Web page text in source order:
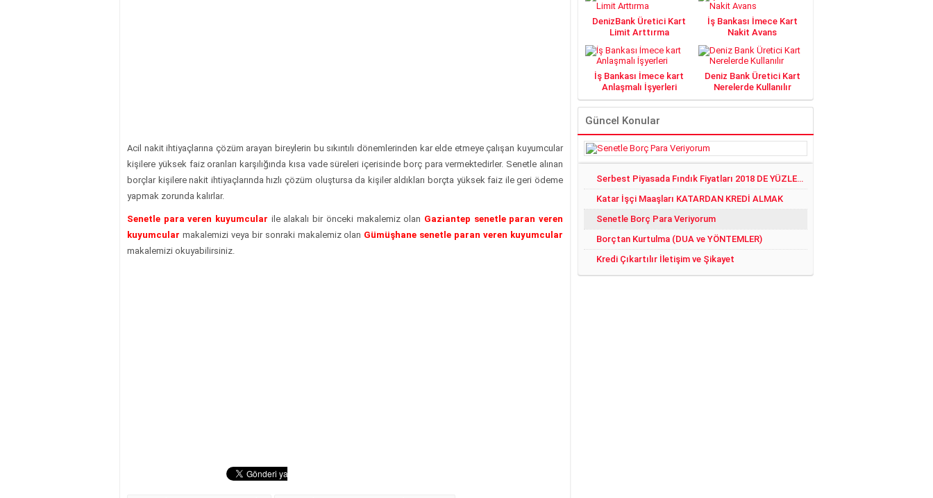
Acil nakit ihtiyaçlarına çözüm arayan bireylerin bu sıkıntılı dönemlerinden kar elde etmeye çalışan kuyumcular
kişilere yüksek faiz oranları karşılığında kısa vade süreleri içerisinde borç para vermektedirler. Senetle alınan
borçlar kişilere nakit ihtiyaçlarında hızlı çözüm oluştursa da kişiler aldıkları borçta yüksek faiz ile geri ödeme
yapmak zorunda kalırlar.
Senetle para veren kuyumcular ile alakalı bir önceki makalemiz olan Gaziantep senetle paran veren
kuyumcular makalemizi veya bir sonraki makalemiz olan Gümüşhane senetle paran veren kuyumcular
makalemizi okuyabilirsiniz.
DenizBank Üretici Kart
Limit Arttırma
İş Bankası İmece Kart
Nakit Avans
İş Bankası İmece kart
Anlaşmalı İşyerleri
Deniz Bank Üretici Kart
Nerelerde Kullanılır
Güncel Konular
Serbest Piyasada Fındık Fiyatları 2018 DE YÜZLER GÜLER:)
Katar İşçi Maaşları KATARDAN KREDİ ALMAK
Senetle Borç Para Veriyorum
Borçtan Kurtulma (DUA ve YÖNTEMLER)
Kredi Çıkartılır İletişim ve Şikayet